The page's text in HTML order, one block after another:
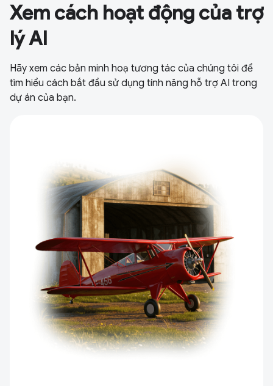
Xem cách hoạt động của trợ
lý AI
Hãy xem các bản minh hoạ tương tác của chúng tôi để
tìm hiểu cách bắt đầu sử dụng tính năng hỗ trợ AI trong
dự án của bạn.